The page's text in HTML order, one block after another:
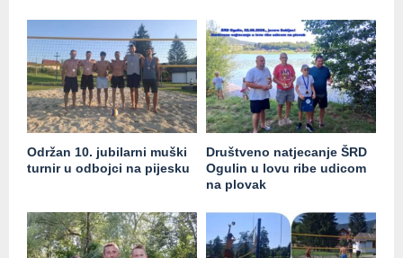
Održan 10. jubilarni muški
turnir u odbojci na pijesku
Društveno natjecanje ŠRD
Ogulin u lovu ribe udicom
na plovak